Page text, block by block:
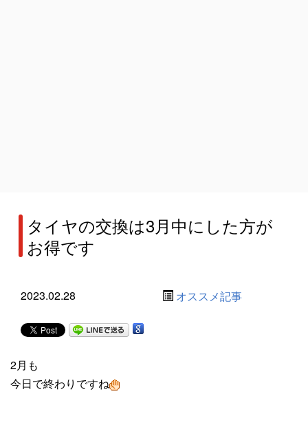
タイヤの交換は3月中にした方が
お得です
2023.02.28 オススメ記事
2月も
今日で終わりですね